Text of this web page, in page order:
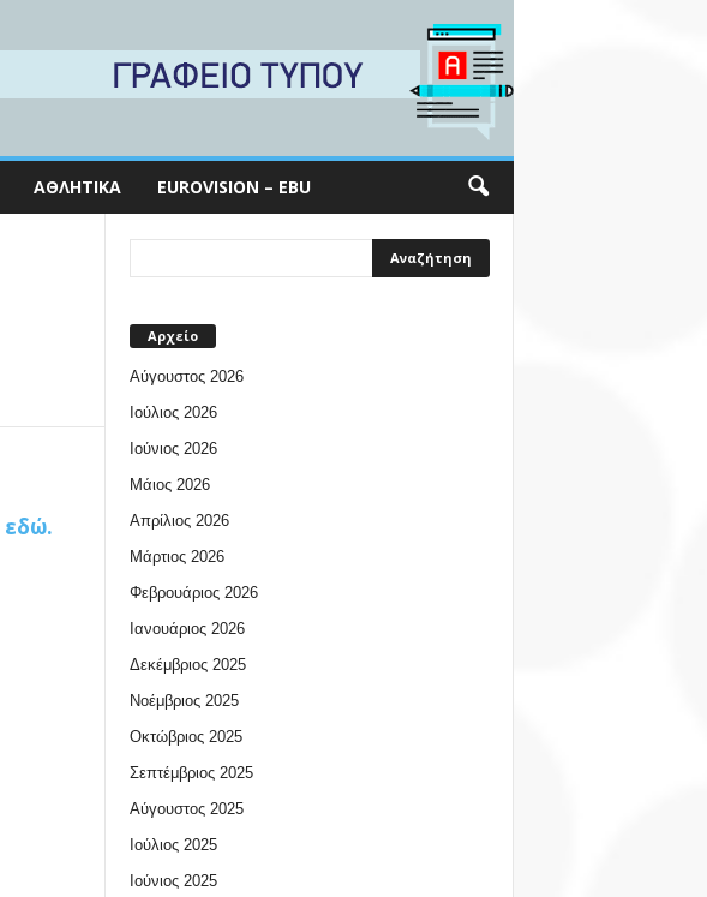
ΑΘΛΗΤΙΚΆ EUROVISION – EBU
εδώ.
Αρχείο
Αύγουστος 2026
Ιούλιος 2026
Ιούνιος 2026
Μάιος 2026
Απρίλιος 2026
Μάρτιος 2026
Φεβρουάριος 2026
Ιανουάριος 2026
Δεκέμβριος 2025
Νοέμβριος 2025
Οκτώβριος 2025
Σεπτέμβριος 2025
Αύγουστος 2025
Ιούλιος 2025
Ιούνιος 2025